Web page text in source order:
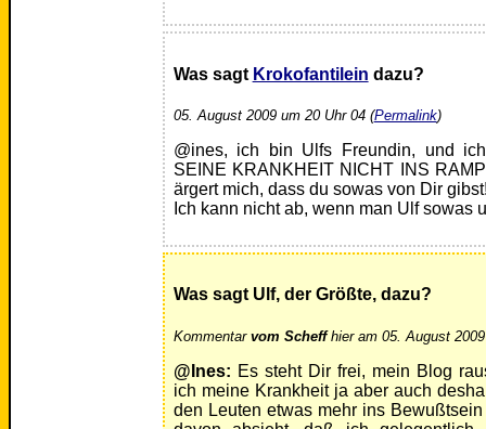
Was sagt Krokofantilein dazu?
05. August 2009 um 20 Uhr 04 (Permalink)
@ines, ich bin Ulfs Freundin, und
SEINE KRANKHEIT NICHT INS
ärgert mich, dass du sowas von Dir
Ich kann nicht ab, wenn man Ulf sowas
Was sagt Ulf, der Größte, dazu?
Kommentar vom Scheffhier am 05. August
@Ines: Es steht Dir frei, mein Blog
ich meine Krankheit ja aber auch
den Leuten etwas mehr ins